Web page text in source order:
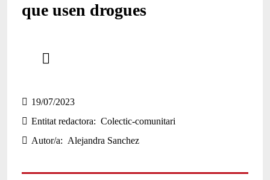
que usen drogues
19/07/2023
Entitat redactora
Colectic-comunitari
Autor/a
Alejandra Sanchez